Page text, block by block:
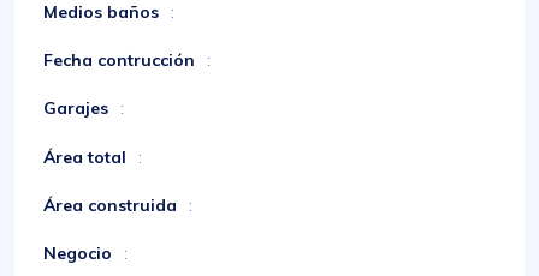
Medios baños :
Fecha contrucción :
Garajes :
Área total :
Área construida :
Negocio :